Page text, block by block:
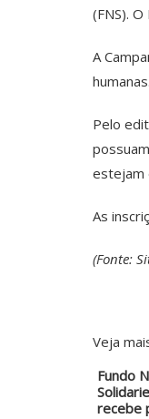
(FNS).
A
Pelo
estejam
As
(Fonte:
Veja
Fundo
recebe